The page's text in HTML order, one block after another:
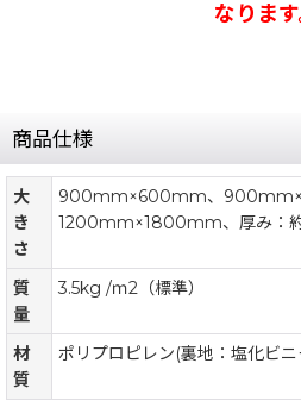
なります
商品仕様
大
き
さ
900mm×600mm、
1200mm×1800mm、厚み：
質
量
3.5kg /ｍ2（標準）
材
質
ポリプロピレン(裏地：塩化ビニ